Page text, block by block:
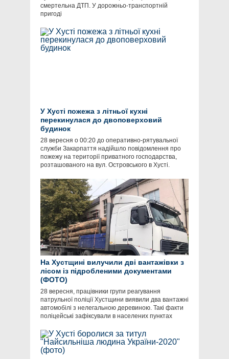
смертельна ДТП. У дорожньо-транспортній
пригоді
У Хусті пожежа з літньої кухні
перекинулася до двоповерховий
будинок
28 вересня о 00:20 до оперативно-рятувальної
служби Закарпаття надійшло повідомлення про
пожежу на території приватного господарства,
розташованого на вул. Островського в Хусті.
На Хустщині вилучили дві вантажівки з
лісом із підробленими документами
(ФОТО)
28 вересня, працівники групи реагування
патрульної поліції Хустщини виявили два вантажні
автомобілі з нелегальною деревиною. Такі факти
поліцейські зафіксували в населених пунктах